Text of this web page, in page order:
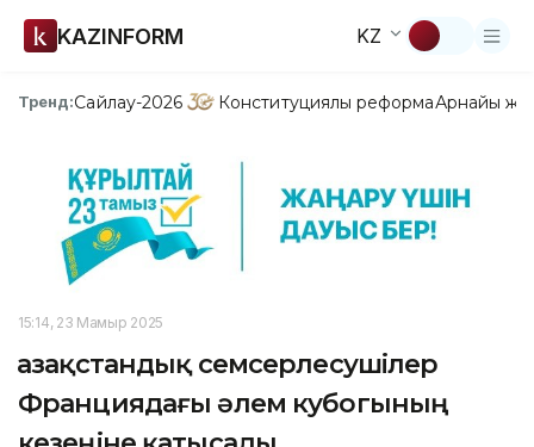
KAZINFORM KZ
Тренд:Сайлау-2026 Конституциялық реформаАрнайы
15:14, 23 Мамыр 2025
Қазақстандық семсерлесушілер
Франциядағы әлем кубогының